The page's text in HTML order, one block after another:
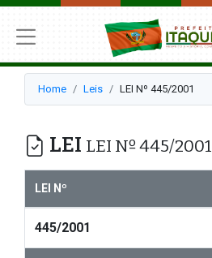
Home Leis LEI Nº 445/2001
LEI LEI Nº 445/2001
LEI Nº
445/2001